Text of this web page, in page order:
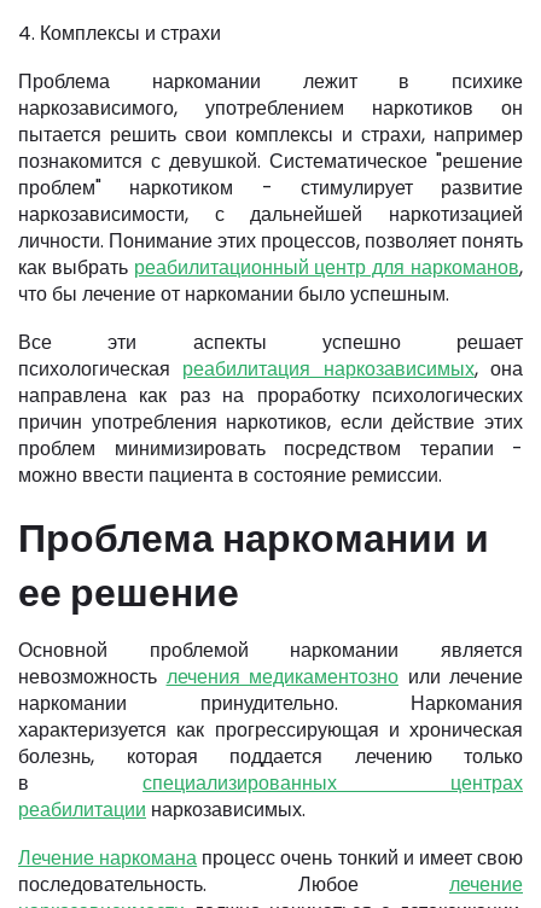
4. Комплексы и страхи
Проблема наркомании лежит в психике
наркозависимого, употреблением наркотиков он
пытается решить свои комплексы и страхи, например
познакомится с девушкой. Систематическое "решение
проблем" наркотиком - стимулирует развитие
наркозависимости, с дальнейшей наркотизацией
личности. Понимание этих процессов, позволяет понять
как выбрать реабилитационный центр для наркоманов,
что бы лечение от наркомании было успешным.
Все эти аспекты успешно решает
психологическая реабилитация наркозависимых, она
направлена как раз на проработку психологических
причин употребления наркотиков, если действие этих
проблем минимизировать посредством терапии -
можно ввести пациента в состояние ремиссии.
Проблема наркомании и
ее решение
Основной проблемой наркомании является
невозможность лечения медикаментозно или лечение
наркомании принудительно. Наркомания
характеризуется как прогрессирующая и хроническая
болезнь, которая поддается лечению только
в специализированных центрах
реабилитации наркозависимых.
Лечение наркомана процесс очень тонкий и имеет свою
последовательность. Любое лечение